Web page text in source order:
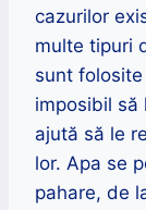
cazurilor
multe tipuri
sunt
imposibil să
ajută să le
lor. Apa se
pahare, de